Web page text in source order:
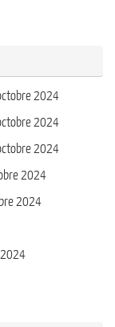
2024
2024
2024
2024
2024